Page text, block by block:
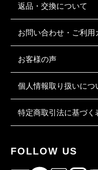
返品・交換について
お問い合わせ・ご利用
お客様の声
個人情報取り扱いにつ
特定商取引法に基づく
FOLLOW US